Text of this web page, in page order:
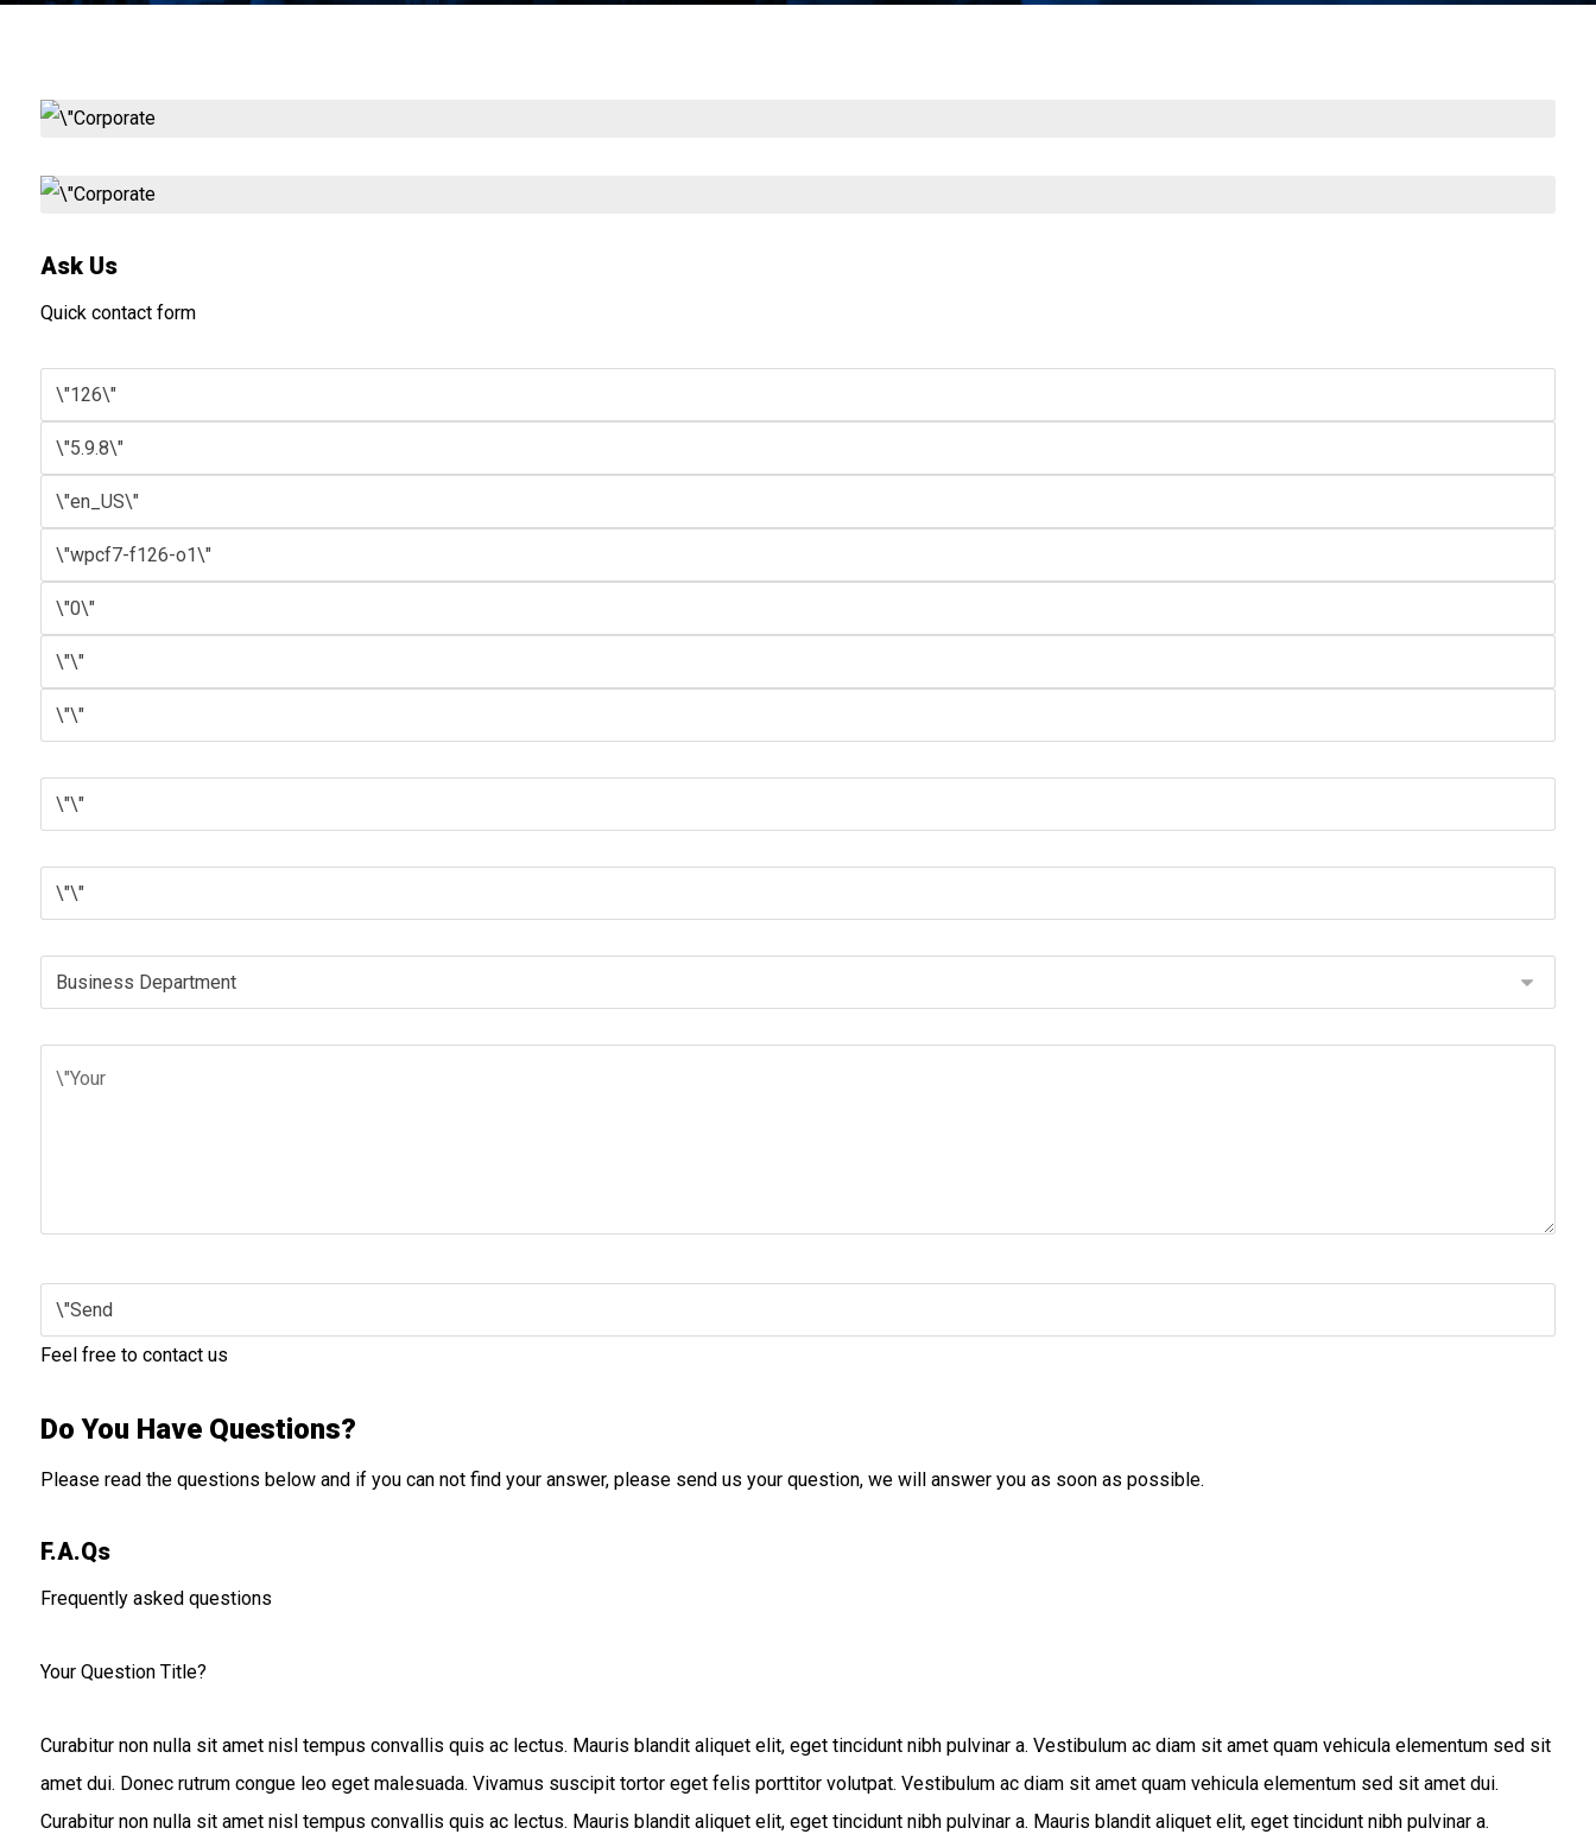
Ask Us
Quick contact form
Feel free to contact us
Do You Have Questions?
Please read the questions below and if you can not find your answer, please send us your question, we will answer you as soon as possible.
F.A.Qs
Frequently asked questions
Your Question Title?
Curabitur non nulla sit amet nisl tempus convallis quis ac lectus. Mauris blandit aliquet elit, eget tincidunt nibh pulvinar a. Vestibulum ac diam sit amet quam vehicula elementum sed sit
amet dui. Donec rutrum congue leo eget malesuada. Vivamus suscipit tortor eget felis porttitor volutpat. Vestibulum ac diam sit amet quam vehicula elementum sed sit amet dui.
Curabitur non nulla sit amet nisl tempus convallis quis ac lectus. Mauris blandit aliquet elit, eget tincidunt nibh pulvinar a. Mauris blandit aliquet elit, eget tincidunt nibh pulvinar a.